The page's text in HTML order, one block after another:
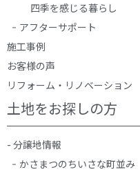
四季を感じる暮らし
アフターサポート
施工事例
お客様の声
リフォーム・リノベーション
土地をお探しの方
- 分譲地情報
かさまつのちいさな町並み